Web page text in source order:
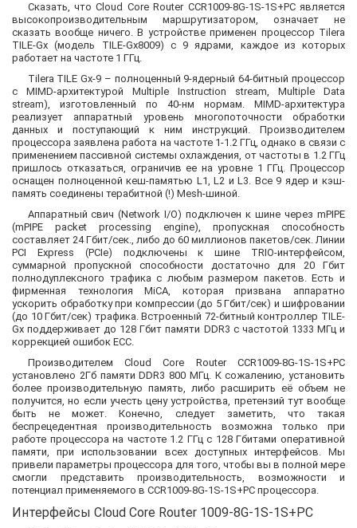
Сказать, что Cloud Core Router CCR1009-8G-1S-1S+PC является
высокопроизводительным маршрутизатором, означает не
сказать вообще ничего. В устройстве применен процессор Tilera
TILE-Gx (модель TILE-Gx8009) c 9 ядрами, каждое из которых
работает на частоте 1 ГГц.
Tilera TILE Gx-9 – полноценный 9-ядерный 64-битный процессор
с MIMD-архитектурой Multiple Instruction stream, Multiple Data
stream), изготовленный по 40-нм нормам. MIMD-архитектура
реализует аппаратный уровень многопоточности обработки
данных и поступающий к ним инструкций. Производителем
процессора заявлена работа на частоте 1-1.2 ГГц, однако в связи с
применением пассивной системы охлаждения, от частоты в 1.2 ГГц
пришлось отказаться, ограничив ее на уровне 1 ГГц. Процессор
оснащен полноценной кеш-памятью L1, L2 и L3. Все 9 ядер и кэш-
память соединены терабитной (!) Mesh-шиной.
Аппаратный свич (Network I/O) подключен к шине через mPIPE
(mPIPE packet processing engine), пропускная способность
составляет 24 Гбит/сек., либо до 60 миллионов пакетов/сек. Линии
PCI Express (PCIe) подключены к шине TRIO-интерфейсом,
суммарной пропускной способности достаточно для 20 Гбит
полнодуплексного трафика с любым размером пакетов. Есть и
фирменная технология MiCA, которая призвана аппаратно
ускорить обработку при компрессии (до 5 Гбит/сек) и шифровании
(до 10 Гбит/сек) трафика. Встроенный 72-битный контроллер TILE-
Gx поддерживает до 128 Гбит памяти DDR3 с частотой 1333 МГц и
коррекцией ошибок ECC.
Производителем Cloud Core Router CCR1009-8G-1S-1S+PC
установлено 2Гб памяти DDR3 800 МГц. К сожалению, установить
более производительную память, либо расширить её объем не
получится, но если учесть цену устройства, претензий тут вообще
быть не может. Конечно, следует заметить, что такая
беспрецедентная производительность возможна только при
работе процессора на частоте 1.2 ГГц с 128 Гбитами оперативной
памяти, при использовании всех доступных интерфейсов. Мы
привели параметры процессора для того, чтобы вы в полной мере
смогли представить производительность, возможности и
потенциал применяемого в CCR1009-8G-1S-1S+PC процессора.
Интерфейсы Cloud Core Router 1009-8G-1S-1S+PC